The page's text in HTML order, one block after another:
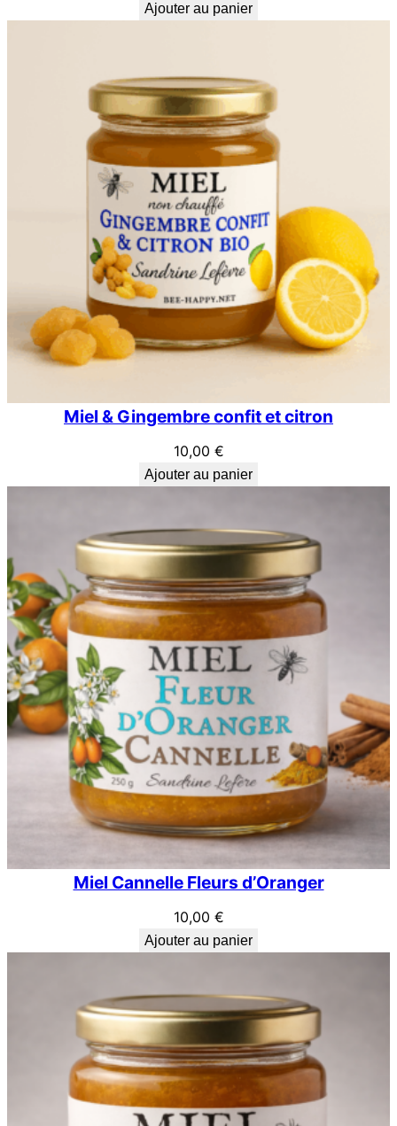
Ajouter au panier
Miel & Gingembre confit et citron
10,00 €
Ajouter au panier
Miel Cannelle Fleurs d’Oranger
10,00 €
Ajouter au panier